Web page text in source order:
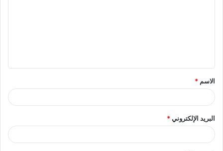
ق
*
الاسم *
البريد الإلكتروني*